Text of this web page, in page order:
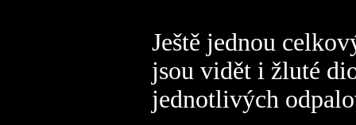
Ještě jednou
jsou vidět i žluté
jednotlivých